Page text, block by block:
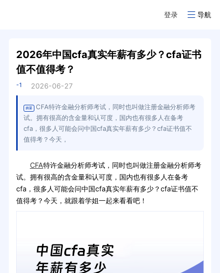
登录 导航
2026年中国cfa真实年薪有多少？cfa证书
值不值得考？
-1 2026-06-27
摘要
CFA特许金融分析师考试，同时也叫做注册金融分析师考
试。拥有很高的含金量和认可度，国内也有很多人在备考
cfa，很多人可能会问中国cfa真实年薪有多少？cfa证书值不
值得考？今天，
CFA特许金融分析师考试，同时也叫做注册金融分析师考
试。拥有很高的含金量和认可度，国内也有很多人在备考
cfa，很多人可能会问中国cfa真实年薪有多少？cfa证书值不
值得考？今天，就跟着学姐一起来看看吧！